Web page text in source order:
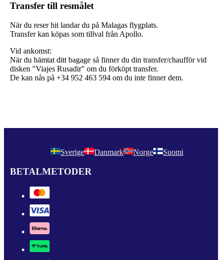
Transfer till resmålet
När du reser hit landar du på Malagas flygplats.
Transfer kan köpas som tillval från Apollo.
Vid ankomst:
När du hämtat ditt bagage så finner du din transfer/chaufför vid
disken "Viajes Rusadir" om du förköpt transfer.
De kan nås på +34 952 463 594 om du inte finner dem.
Sverige Danmark Norge Suomi
BETALMETODER